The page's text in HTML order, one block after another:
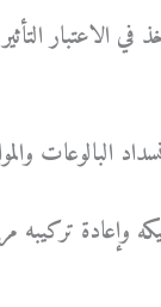
الاعتبار
البالوعات
وإعادة